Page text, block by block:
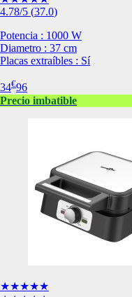
4.78/5 (37.0)
Potencia : 1000 W
Diametro : 37 cm
Placas extraíbles : Sí
34€96
Precio imbatible
★★★★★